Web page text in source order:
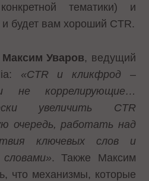
тематики) и
будет вам хороший CTR.
Максим Уваров, ведущий
«CTR и кликфрод –
не коррелирующие…
увеличить CTR
очередь, работать над
ключевых слов и
. Также Максим
что механизмы, которые